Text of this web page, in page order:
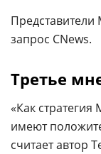
запрос CNews.
Третье
«Как
имеют
считает автор